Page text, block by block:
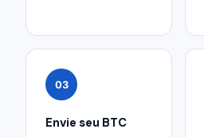
03
Envie seu BTC